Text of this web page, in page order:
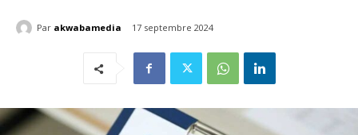
Par akwabamedia 17 septembre 2024